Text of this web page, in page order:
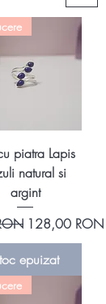
piatra Lapis
natural si
argint
Preț redus
128,00 RON
epuizat